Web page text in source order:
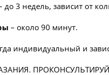
до 3 недель, зависит от
– около 90 минут.
индивидуальный и